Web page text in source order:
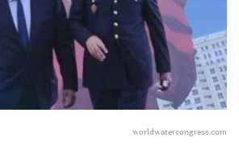
worldwatercongress.com